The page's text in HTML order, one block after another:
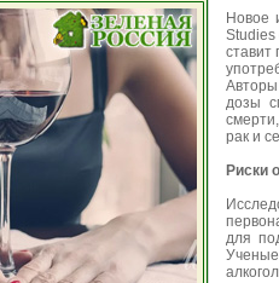
Новое
ставит
дозы
рак и
Риски
для